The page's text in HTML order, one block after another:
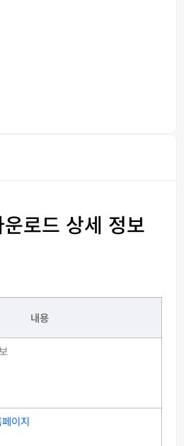
로드 상세 정보
내용
이지